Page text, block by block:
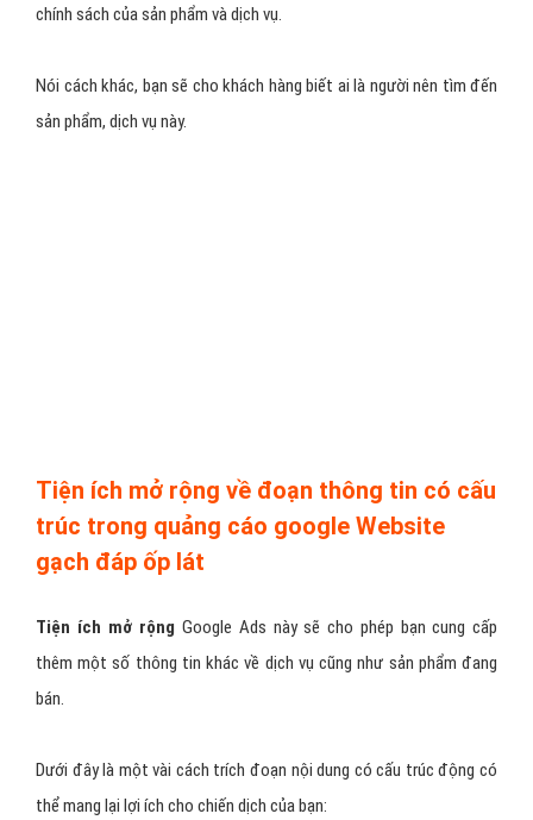
chính sách của sản phẩm và dịch vụ.
Nói cách khác, bạn sẽ cho khách hàng biết ai là người nên tìm đến
sản phẩm, dịch vụ này.
Tiện ích mở rộng về đoạn thông tin có cấu
trúc trong quảng cáo google Website
gạch đáp ốp lát
Tiện ích mở rộng Google Ads này sẽ cho phép bạn cung cấp
thêm một số thông tin khác về dịch vụ cũng như sản phẩm đang
bán.
Dưới đây là một vài cách trích đoạn nội dung có cấu trúc động có
thể mang lại lợi ích cho chiến dịch của bạn: